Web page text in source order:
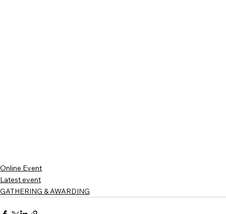
Online Event
Latest event
GATHERING & AWARDING